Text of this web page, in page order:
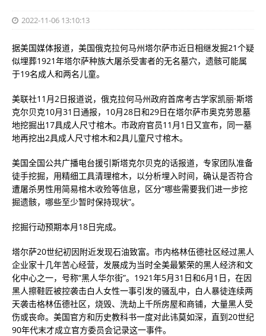
2022-11-06 13:10:13
据美国媒体报道，美国俄克拉何马州塔尔萨市近日相继发掘21个疑
似埋葬1921年塔尔萨种族大屠杀受害者的无名墓穴，遗骸可能属
于19名成人和两名儿童。
美联社11月2日报道说，俄克拉何马州政府首席考古学家凯丽·斯塔
克尔贝克10月31日通报，10月28日和29日在塔尔萨市奥克劳恩墓
地挖掘出17具成人尺寸棺木。市政府官员11月1日又宣布，同一墓
地再挖出2具成人尺寸棺木和2具儿童尺寸棺木。
美国全国公共广播电台援引斯塔克尔贝克的话报道，专家团队准备
徒手挖掘，用精细工具清理棺木，以分析埋入时间，确认是否符合
遭屠杀男性用简易棺木收殓等信息，区分“哪些需要我们进一步挖
掘遗骸，哪些至少暂时保持现状”。
挖掘行动预期本月18日完成。
塔尔萨20世纪初因附近发现石油致富。市内格林伍德社区经过黑人
企业家十几年苦心经营，发展成为当时全美最繁荣的黑人经济和文
化中心之一，号称“黑人华尔街”。1921年5月31日和6月1日，在因
黑人擦鞋匠被控袭击白人女性一事引发的骚乱中，白人暴徒连续两
天袭击格林伍德社区，烧毁、洗劫上千所房屋和商铺，大量黑人受
伤或丧命。美国官方和历史教科书一度对此讳莫如深，直到20世纪
90年代末才成立官方委员会记录这一事件。